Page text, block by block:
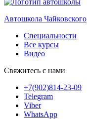
Автошкола Чайковского
Специальности
Все курсы
Видео
Свяжитесь с нами
+7(902)814-23-09
Telegram
Viber
WhatsApp